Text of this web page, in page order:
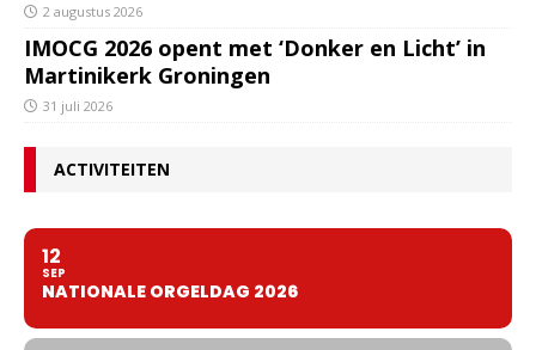
2 augustus 2026
IMOCG 2026 opent met ‘Donker en Licht’ in
Martinikerk Groningen
31 juli 2026
ACTIVITEITEN
12
SEP
NATIONALE ORGELDAG 2026